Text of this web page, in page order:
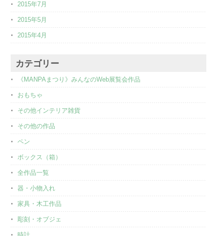
2015年7月
2015年5月
2015年4月
カテゴリー
《MANPAまつり》みんなのWeb展覧会作品
おもちゃ
その他インテリア雑貨
その他の作品
ペン
ボックス（箱）
全作品一覧
器・小物入れ
家具・木工作品
彫刻・オブジェ